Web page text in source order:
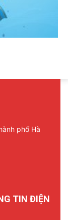
phố Hà
TIN ĐIỆN